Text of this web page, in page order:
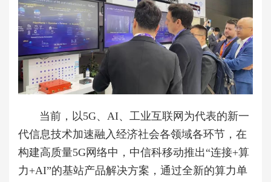
当前，以5G、AI、工业互联网为代表的新一
代信息技术加速融入经济社会各领域各环节，在
构建高质量5G网络中，中信科移动推出“连接+算
力+AI”的基站产品解决方案，通过全新的算力单